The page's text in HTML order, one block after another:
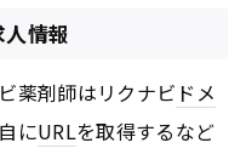
情報
薬剤師はリクナビ ドメ
にURLを取得するなど